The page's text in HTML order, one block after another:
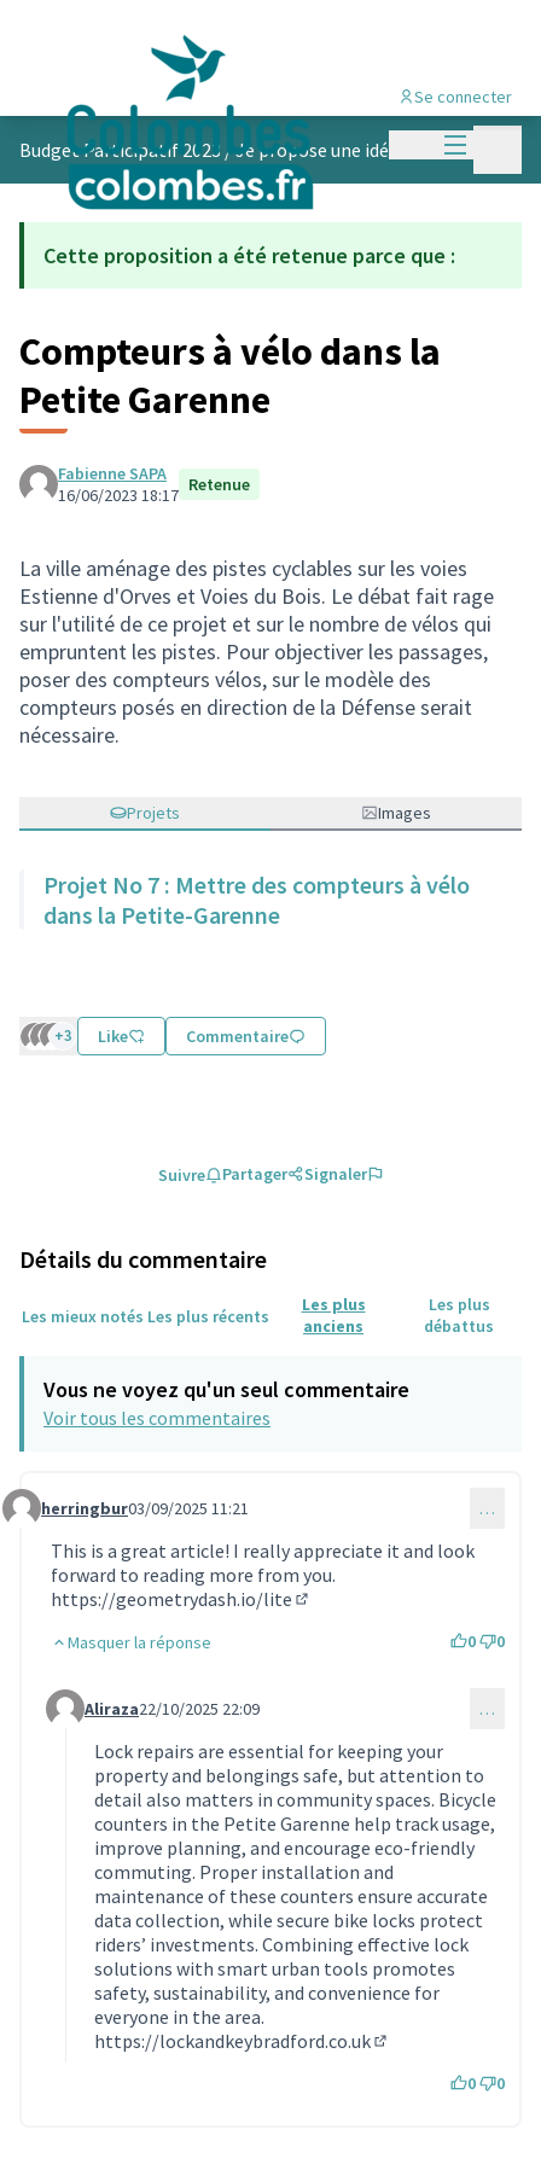
Menu
Se connecter
Budget Participatif 2023 /Je propose une idée
Cette proposition a été retenue parce que :
Compteurs à vélo dans la
Petite Garenne
Fabienne SAPA
16/06/2023 18:17 Retenue
La ville aménage des pistes cyclables sur les voies
Estienne d'Orves et Voies du Bois. Le débat fait rage
sur l'utilité de ce projet et sur le nombre de vélos qui
empruntent les pistes. Pour objectiver les passages,
poser des compteurs vélos, sur le modèle des
compteurs posés en direction de la Défense serait
nécessaire.
Projets Images
Projet No 7 : Mettre des compteurs à vélo
dans la Petite-Garenne
+3 Like Commentaire
Suivre Partager Signaler
Détails du commentaire
Les mieux notés Les plus récents
Les plus
anciens
Les plus
débattus
Vous ne voyez qu'un seul commentaire
Voir tous les commentaires
Commentaire 1860
herringbur03/09/2025 11:21 …
This is a great article! I really appreciate it and look
forward to reading more from you.
https://geometrydash.io/lite
Masquer la réponse 0 0
Commentaire 1936 (réponse au commentaire 1860)
Aliraza22/10/2025 22:09 …
Lock repairs are essential for keeping your
property and belongings safe, but attention to
detail also matters in community spaces. Bicycle
counters in the Petite Garenne help track usage,
improve planning, and encourage eco-friendly
commuting. Proper installation and
maintenance of these counters ensure accurate
data collection, while secure bike locks protect
riders’ investments. Combining effective lock
solutions with smart urban tools promotes
safety, sustainability, and convenience for
everyone in the area.
https://lockandkeybradford.co.uk
0 0